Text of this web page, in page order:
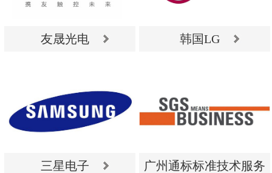
友晟光电
友晟光电
韩国LG
韩国LG
三星电子
广州通标标准技术服务